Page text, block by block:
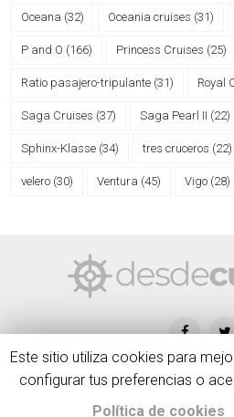
Oceana (32) Oceania cruises (31)
P and O (166) Princess Cruises (25)
Ratio pasajero-tripulante (31) Royal
Saga Cruises (37) Saga Pearl II (22)
Sphinx-Klasse (34) tres cruceros (22)
velero (30) Ventura (45) Vigo (28)
desdecubierta.com © 2020 | Blog
Este sitio utiliza cookies para
configurar tus preferencias o
Política de cookies